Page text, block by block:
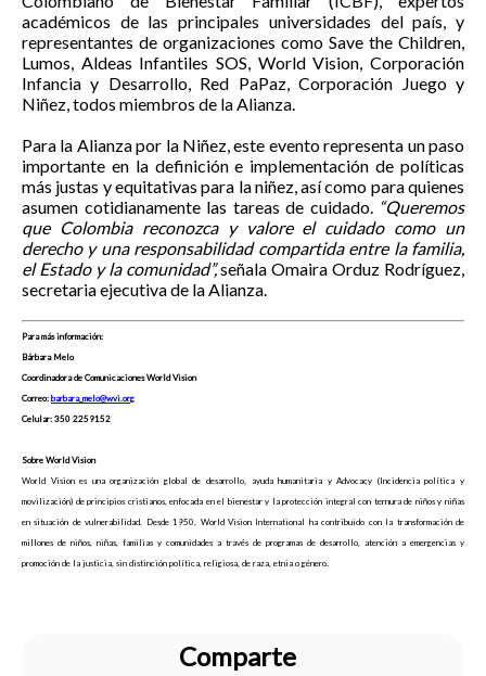
académicos de las principales universidades del país, y
representantes de organizaciones como Save the Children,
Lumos, Aldeas Infantiles SOS, World Vision, Corporación
Infancia y Desarrollo, Red PaPaz, Corporación Juego y
Niñez, todos miembros de la Alianza.
Para la Alianza por la Niñez, este evento representa un paso
importante en la definición e implementación de políticas
más justas y equitativas para la niñez, así como para quienes
asumen cotidianamente las tareas de cuidado. “Queremos
que Colombia reconozca y valore el cuidado como un
derecho y una responsabilidad compartida entre la familia,
el Estado y la comunidad”,señala Omaira Orduz Rodríguez,
secretaria ejecutiva de la Alianza.
Para más información:
Bárbara Melo
Coordinadora de Comunicaciones World Vision
Correo: barbara_melo@wvi.org
Celular: 350 2259152
Sobre World Vision
World Vision es una organización global de desarrollo, ayuda humanitaria y Advocacy (Incidencia política y
movilización) de principios cristianos, enfocada en el bienestar y la protección integral con ternura de niños y niñas
en situación de vulnerabilidad. Desde 1950, World Vision International ha contribuido con la transformación de
millones de niños, niñas, familias y comunidades a través de programas de desarrollo, atención a emergencias y
promoción de la justicia, sin distinción política, religiosa, de raza, etnia o género.
Comparte